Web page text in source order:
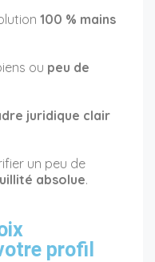
100 % mains
ou peu de
juridique clair
un peu de
absolue.
profil